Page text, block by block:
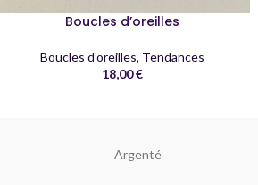
Boucles d’oreilles
Boucles d’oreilles, Tendances
18,00€
Argenté